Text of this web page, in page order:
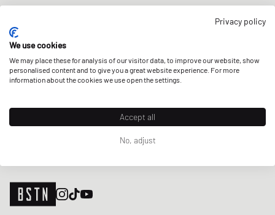
Obtenga un 5% de descuento de bienvenida y las últimas
actualizaciones de BSTN Raffles y New Arrivals. ¡Regístrese ahora!
Correo electrónico
REGÍSTRATE
Privacy policy
We use cookies
We may place these for analysis of our visitor data, to improve our website, show
personalised content and to give you a great website experience. For more
information about the cookies we use open the settings.
Accept all
No, adjust